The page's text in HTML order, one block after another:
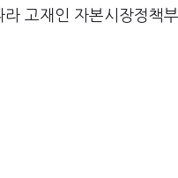
고재인 자본시장정책